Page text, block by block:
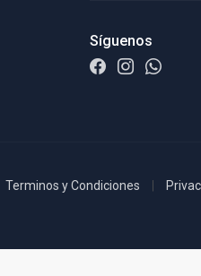
Síguenos
Terminos y Condiciones